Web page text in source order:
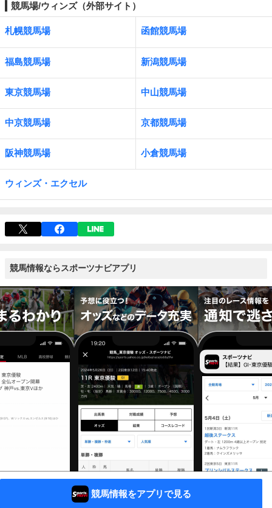
競馬場/ウィンズ（外部サイト）
札幌競馬場 函館競馬場
福島競馬場 新潟競馬場
東京競馬場 中山競馬場
中京競馬場 京都競馬場
阪神競馬場 小倉競馬場
ウィンズ・エクセル
競馬情報ならスポーツナビアプリ
競馬情報をアプリで見る